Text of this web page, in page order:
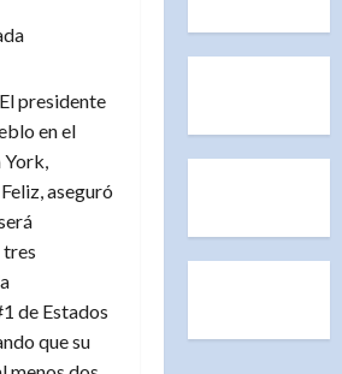
presidente
en el
aseguró
tres
de Estados
que su